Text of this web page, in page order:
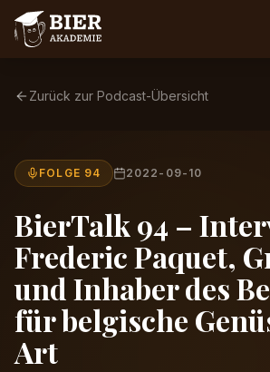
Zurück zur Podcast-Übersicht
FOLGE 94 2022-09-10
BierTalk 94 –
Frederic Paquet,
und Inhaber des
für belgische
Art